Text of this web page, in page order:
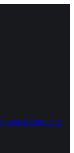
Syarat & Ketentuan